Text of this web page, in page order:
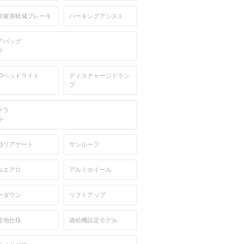
被害軽減ブレーキ パーキングアシスト
バッグ
ヘッドライト
ディスチャージドラン
プ
ラ
リアゲート サンルーフ
エアロ アルミホイール
ダウン リフトアップ
地仕様 過給機設定モデル